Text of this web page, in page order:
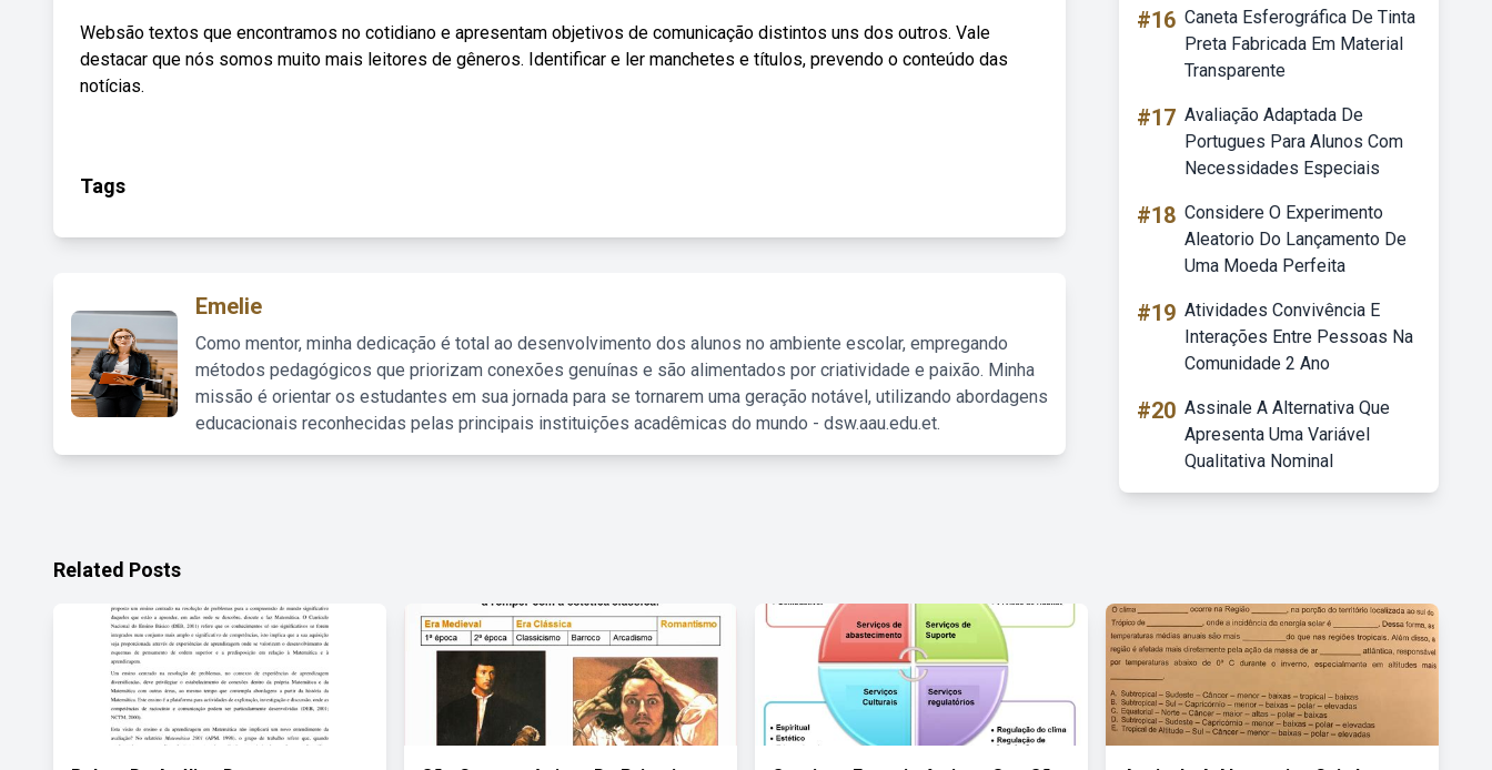
Websão textos que encontramos no cotidiano e apresentam objetivos de comunicação distintos uns dos outros. Vale
destacar que nós somos muito mais leitores de gêneros. Identificar e ler manchetes e títulos, prevendo o conteúdo das
notícias.
Tags
Emelie
Como mentor, minha dedicação é total ao desenvolvimento dos alunos no ambiente escolar, empregando
métodos pedagógicos que priorizam conexões genuínas e são alimentados por criatividade e paixão. Minha
missão é orientar os estudantes em sua jornada para se tornarem uma geração notável, utilizando abordagens
educacionais reconhecidas pelas principais instituições acadêmicas do mundo - dsw.aau.edu.et.
#16 Caneta Esferográfica De Tinta
Preta Fabricada Em Material
Transparente
#17 Avaliação Adaptada De
Portugues Para Alunos Com
Necessidades Especiais
#18 Considere O Experimento
Aleatorio Do Lançamento De
Uma Moeda Perfeita
#19 Atividades Convivência E
Interações Entre Pessoas Na
Comunidade 2 Ano
#20 Assinale A Alternativa Que
Apresenta Uma Variável
Qualitativa Nominal
Related Posts